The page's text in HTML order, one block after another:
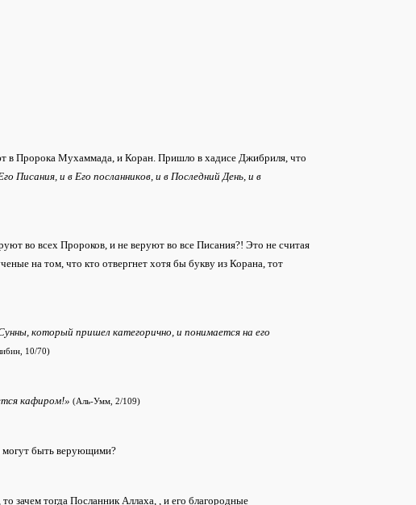
в Пророка Мухаммада, и Коран. Пришло в хадисе Джибриля, что
Писания, и в Его посланников, и в Последний День, и в
во всех Пророков, и не веруют во все Писания?! Это не считая
на том, что кто отвергнет хотя бы букву из Корана, тот
который пришел категорично, и понимается на его
10/70)
кафиром!» (Аль-Умм, 2/109)
могут быть верующими?
зачем тогда Посланник Аллаха, , и его благородные